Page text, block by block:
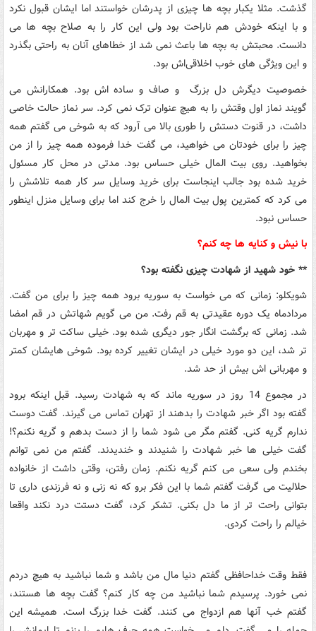
گذشت. مثلا یکبار بچه ها چیزی از پدرشان خواستند اما ایشان قبول نکرد
و با اینکه خودش هم ناراحت بود ولی این کار را به صلاح بچه ها می
دانست. محبتش به بچه ها باعث نمی شد از خطاهای آنان به راحتی بگذرد
و این ویژگی های خوب اخلاقی‌اش بود.
خصوصیت دیگرش دل بزرگ و صاف و ساده اش بود. همکارانش می
گویند نماز اول وقتش را به هیچ عنوان ترک نمی کرد. سر نماز حالت خاصی
داشت، در قنوت دستش را طوری بالا می آرود که به شوخی می گفتم همه
چیز را برای خودتان می خواهید، می گفت خدا فرموده همه چیز را از من
بخواهید. روی بیت المال خیلی حساس بود. مدتی در محل کار مسئول
خرید شده بود جالب اینجاست برای خرید وسایل سر کار همه تلاشش را
می کرد که کمترین پول بیت المال را خرج کند اما برای وسایل منزل اینطور
حساس نبود.
با نیش و کنایه ها چه کنم؟
** خود شهید از شهادت چیزی نگفته بود؟
شویکلو: زمانی که می خواست به سوریه برود همه چیز را برای من گفت.
مردادماه یک دوره عقیدتی به قم رفت. من می گویم شهاتش در قم امضا
شد. زمانی که برگشت انگار جور دیگری شده بود. خیلی ساکت تر و مهربان
تر شد، این دو مورد خیلی در ایشان تغییر کرده بود. شوخی هایشان کمتر
و مهربانی اش بیش از حد شد.
در مجموع 14 روز در سوریه ماند که به شهادت رسید. قبل اینکه برود
گفته بود اگر خبر شهادت را بدهند از تهران تماس می گیرند. گفت دوست
ندارم گریه کنی. گفتم مگر می شود شما را از دست بدهم و گریه نکنم؟!
گفت خیلی ها خبر شهادت را شنیدند و خندیدند. گفتم من نمی توانم
بخندم ولی سعی می کنم گریه نکنم. زمان رفتن، وقتی داشت از خانواده
حلالیت می گرفت گفتم شما با این فکر برو که نه زنی و نه فرزندی داری تا
بتوانی راحت تر از ما دل بکنی. تشکر کرد، گفت دستت درد نکند واقعا
خیالم را راحت کردی.
فقط وقت خداحافظی گفتم دنیا مال من باشد و شما نباشید به هیچ دردم
نمی خورد. پرسیدم شما نباشید من چه کار کنم؟ گفت بچه ها هستند،
گفتم خب آنها هم ازدواج می کنند. گفت خدا بزرگ است. همیشه این